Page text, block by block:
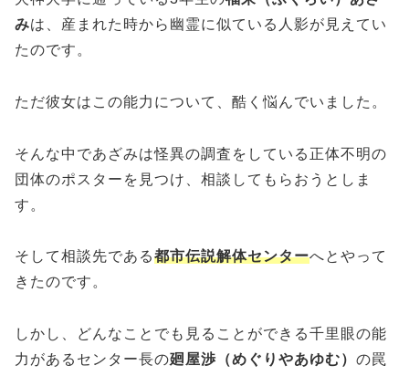
みは、産まれた時から幽霊に似ている人影が見えてい
たのです。
ただ彼女はこの能力について、酷く悩んでいました。
そんな中であざみは怪異の調査をしている正体不明の
団体のポスターを見つけ、相談してもらおうとしま
す。
そして相談先である都市伝説解体センターへとやって
きたのです。
しかし、どんなことでも見ることができる千里眼の能
力があるセンター長の廻屋渉（めぐりやあゆむ） の罠